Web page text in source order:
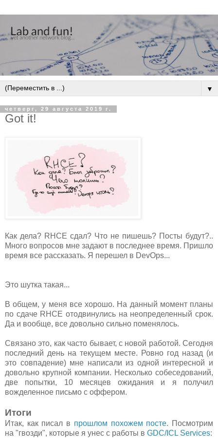
▼
четверг, 29 августа 2019 г.
Got it!
Как дела? RHCE сдал? Что не пишешь? Посты будут?..
Много вопросов мне задают в последнее время. Пришло
время все рассказать. Я перешел в DevOps...
Это шутка такая...
В общем, у меня все хорошо. На данный момент планы
по сдаче RHCE отодвинулись на неопределенный срок.
Да и вообще, все довольно сильно поменялось.
Связано это, как часто бывает, с новой работой. Сегодня
последний день на текущем месте. Ровно год назад (и
это совпадение) мне написали из одной интересной и
довольно крупной компании. Несколько собеседований,
две попытки, 10 месяцев ожидания и я получил
вожделенное письмо с оффером.
Итоги
Итак, как писал в прошлом похожем посте. Посмотрим
на "гвозди", которые я унес с работы в GDC/ICL Services: